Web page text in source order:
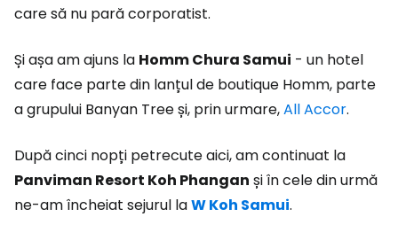
care să nu pară corporatist.
Și așa am ajuns la Homm Chura Samui - un hotel
care face parte din lanțul de boutique Homm, parte
a grupului Banyan Tree și, prin urmare,All Accor.
După cinci nopți petrecute aici, am continuat la
Panviman Resort Koh Phangan și în cele din urmă
ne-am încheiat sejurul laW Koh Samui.